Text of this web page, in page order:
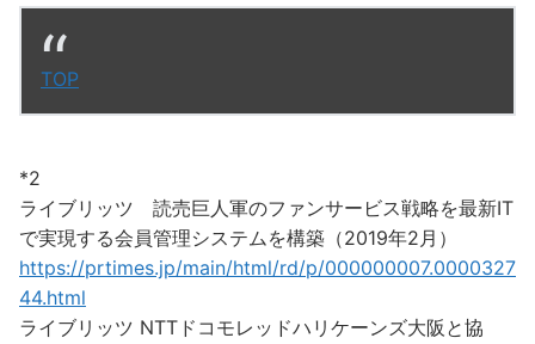
TOP
*2
ライブリッツ 読売巨人軍のファンサービス戦略を最新IT
で実現する会員管理システムを構築（2019年2月）
https://prtimes.jp/main/html/rd/p/000000007.0000327
44.html
ライブリッツ NTTドコモレッドハリケーンズ大阪と協